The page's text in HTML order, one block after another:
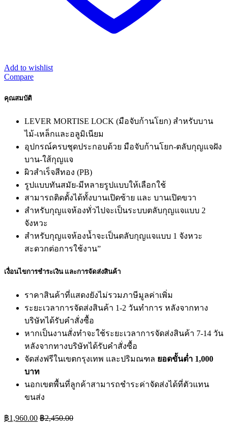
Add to wishlist
Compare
คุณสมบัติ
LEVER MORTISE LOCK (มือจับก้านโยก) สำหรับบาน
ไม้-เหล็กและอลูมิเนียม
อุปกรณ์ครบชุดประกอบด้วย มือจับก้านโยก-ตลับกุญแจฝัง
บาน-ใส้กุญแจ
ผิวสำเร็จสีทอง (PB)
รูปแบบทันสมัย-มีหลายรูปแบบให้เลือกใช้
สามารถติดตั้งได้ทั้งบานเปิดซ้าย และ บานเปิดขวา
สำหรับกุญแจห้องทั่วไปจะเป็นระบบตลับกุญแจแบบ 2
จังหวะ
สำหรับกุญแจห้องน้ำจะเป็นตลับกุญแจแบบ 1 จังหวะ
สะดวกต่อการใช้งาน”
เงื่อนไขการชำระเงิน และการจัดส่งสินค้า
ราคาสินค้าที่แสดงยังไม่รวมภาษีมูลค่าเพิ่ม
ระยะเวลาการจัดส่งสินค้า 1-2 วันทำการ หลังจากทาง
บริษัทได้รับคำสั่งซื้อ
หากเป็นงานสั่งทำจะใช้ระยะเวลาการจัดส่งสินค้า 7-14 วัน
หลังจากทางบริษัทได้รับคำสั่งซื้อ
จัดส่งฟรีในเขตกรุงเทพ และปริมณฑล ยอดขั้นต่ำ 1,000
บาท
นอกเขตพื้นที่ลูกค้าสามารถชำระค่าจัดส่งได้ที่ตัวแทน
ขนส่ง
฿1,960.00 ฿2,450.00